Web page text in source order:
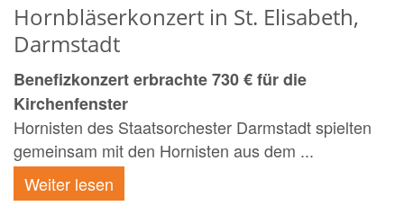
Hornbläserkonzert in St. Elisabeth,
Darmstadt
Benefizkonzert erbrachte 730 € für die
Kirchenfenster
Hornisten des Staatsorchester Darmstadt spielten
gemeinsam mit den Hornisten aus dem ...
Weiter lesen